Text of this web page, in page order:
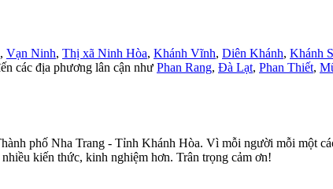
, Vạn Ninh, Thị xã Ninh Hòa, Khánh Vĩnh, Diên Khánh, Khánh
các địa phương lân cận như Phan Rang, Đà Lạt, Phan Thiết,
phố Nha Trang - Tỉnh Khánh Hòa. Vì mỗi người mỗi một
kiến thức, kinh nghiệm hơn. Trân trọng cảm ơn!